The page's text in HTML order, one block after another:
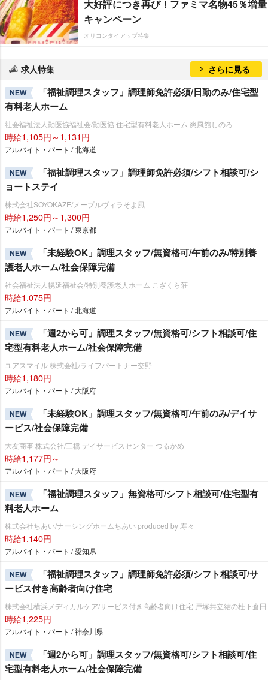
大好評につき再び！ファミマ名物45％増量
キャンペーン
オリコンタイアップ特集
求人特集 さらに見る
NEW
「福祉調理スタッフ」調理師免許必須/日勤のみ/住宅型
有料老人ホーム
社会福祉法人勤医協福祉会/勤医協 住宅型有料老人ホーム 爽風館しのろ
時給1,105円～1,131円
アルバイト・パート / 北海道
NEW
「福祉調理スタッフ」調理師免許必須/シフト相談可/シ
ョートステイ
株式会社SOYOKAZE/メープルヴィラそよ風
時給1,250円～1,300円
アルバイト・パート / 東京都
NEW
「未経験OK」調理スタッフ/無資格可/午前のみ/特別養
護老人ホーム/社会保障完備
社会福祉法人幌延福祉会/特別養護老人ホーム こざくら荘
時給1,075円
アルバイト・パート / 北海道
NEW
「週2から可」調理スタッフ/無資格可/シフト相談可/住
宅型有料老人ホーム/社会保障完備
ユアスマイル 株式会社/ライフパートナー交野
時給1,180円
アルバイト・パート / 大阪府
NEW
「未経験OK」調理スタッフ/無資格可/午前のみ/デイサ
ービス/社会保障完備
大友商事 株式会社/三橋 デイサービスセンター つるかめ
時給1,177円～
アルバイト・パート / 大阪府
NEW
「福祉調理スタッフ」無資格可/シフト相談可/住宅型有
料老人ホーム
株式会社ちあい/ナーシングホームちあい produced by 寿々
時給1,140円
アルバイト・パート / 愛知県
NEW
「福祉調理スタッフ」調理師免許必須/シフト相談可/サ
ービス付き高齢者向け住宅
株式会社横浜メディカルケア/サービス付き高齢者向け住宅 戸塚共立結の杜下倉田
時給1,225円
アルバイト・パート / 神奈川県
NEW
「週2から可」調理スタッフ/無資格可/シフト相談可/住
宅型有料老人ホーム/社会保障完備